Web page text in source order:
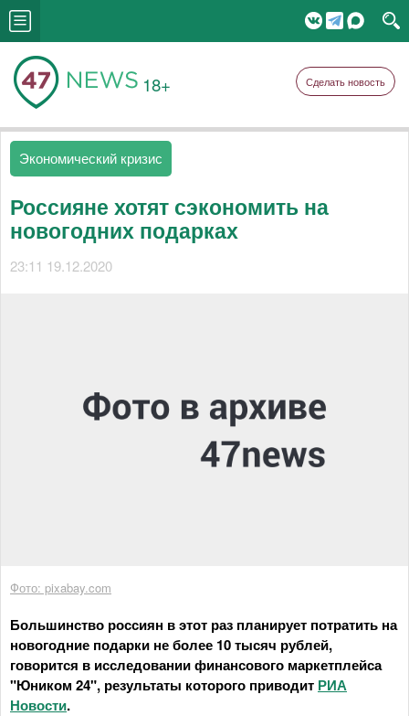
18+ Сделать новость
Экономический кризис
Россияне хотят сэкономить на
новогодних подарках
23:11 19.12.2020
Фото: pixabay.com
Большинство россиян в этот раз планирует потратить на
новогодние подарки не более 10 тысяч рублей,
говорится в исследовании финансового маркетплейса
"Юником 24", результаты которого приводит РИА
Новости.